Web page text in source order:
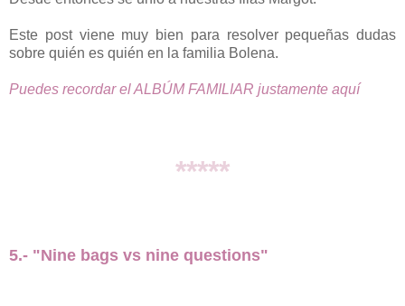
Este post viene muy bien para resolver pequeñas dudas
sobre quién es quién en la familia Bolena.
Puedes recordar el ALBÚM FAMILIAR justamente aquí
*****
5.- "Nine bags vs nine questions"